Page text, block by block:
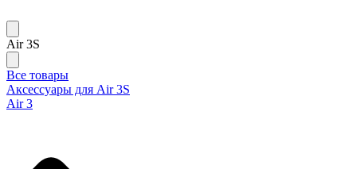
Air 3S
Все товары
Аксессуары для Air 3S
Air 3